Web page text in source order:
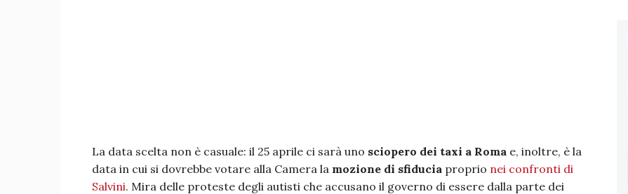
La data scelta non è casuale: il 25 aprile ci sarà uno sciopero dei taxi a Roma e, inoltre, è la
data in cui si dovrebbe votare alla Camera la mozione di sfiducia proprio nei confronti di
Salvini. Mira delle proteste degli autisti che accusano il governo di essere dalla parte dei